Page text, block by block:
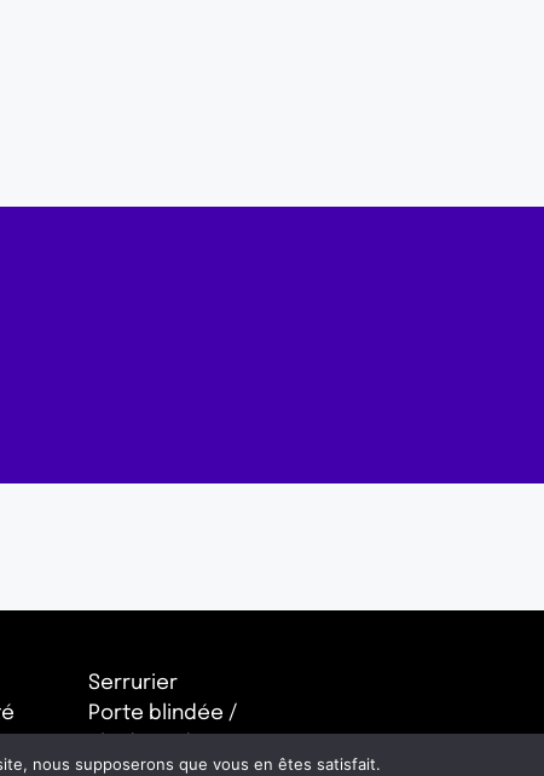
Serrurier
Porte blindée /
nous supposerons que vous en êtes satisfait.